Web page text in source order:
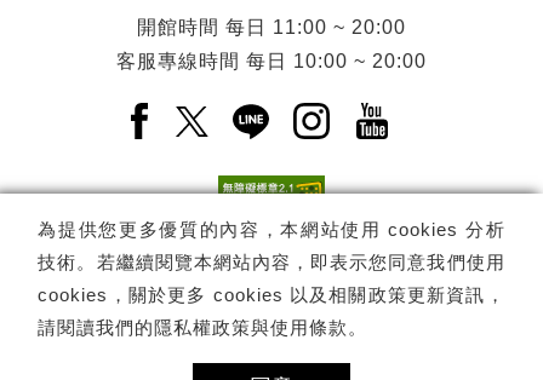
為提供您更多優質的內容，本網站使用 cookies 分析
技術。若繼續閱覽本網站內容，即表示您同意我們使用
cookies，關於更多 cookies 以及相關政策更新資訊，
請閱讀我們的隱私權政策與使用條款 。
開館時間 每日
11:00 ~ 20:00
客服專線時間 每日 10:00 ~ 20:00
Facebook(另開新視窗)
X(另開新視窗)
LINE(另開新視窗)
Instagram(另開新視
YouTube(另開
電子報訂閱 訂閱
Copyright © 國家表演藝術中心 -衛武營國家藝術文化中心